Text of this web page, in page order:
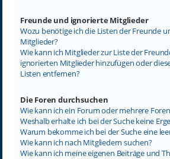
Freunde und ignorierte Mitglieder
Wozu benötige ich die Listen der Freunde
Mitglieder?
Wie kann ich Mitglieder zur Liste der
ignorierten Mitglieder hinzufügen oder
Listen entfernen?
Die Foren durchsuchen
Wie kann ich ein Forum oder mehrere
Weshalb erhalte ich bei der Suche keine
Warum bekomme ich bei der Suche eine
Wie kann ich nach Mitgliedern suchen?
Wie kann ich meine eigenen Beiträge und